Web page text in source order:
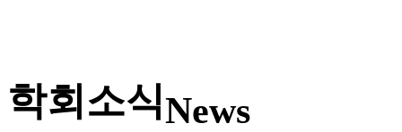
학회소식News